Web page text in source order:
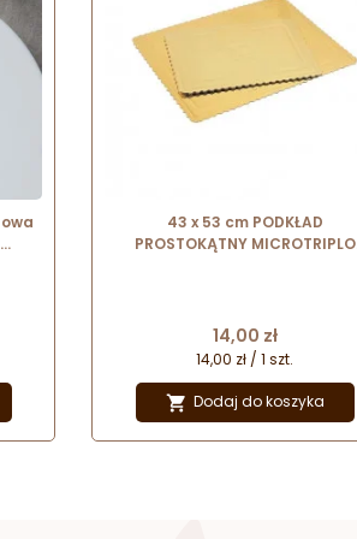
43 x 53 cm PODKŁAD
PROSTOKĄTNY MICROTRIPLO
Cena
14,00 zł
14,00 zł / 1 szt.
 Dodaj do koszyka